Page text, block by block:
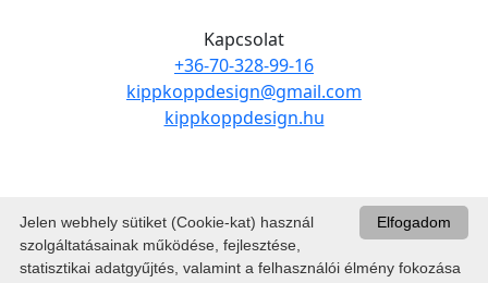
Kapcsolat
+36-70-328-99-16
kippkoppdesign@gmail.com
kippkoppdesign.hu
Elfogadom
Jelen webhely sütiket (Cookie-kat) használ
szolgáltatásainak működése, fejlesztése,
statisztikai adatgyűjtés, valamint a felhasználói élmény fokozása